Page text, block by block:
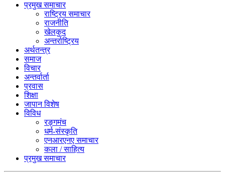
प्रमुख समाचार
राष्ट्रिय समाचार
राजनीति
खेलकुद
अन्तर्राष्ट्रिय
अर्थतन्त्र
समाज
विचार
अन्तर्वार्ता
प्रवास
शिक्षा
जापान विशेष
विविध
रङ्गमंच
धर्म-संस्कृति
एनआरएनए समाचार
कला / साहित्य
प्रमुख समाचार